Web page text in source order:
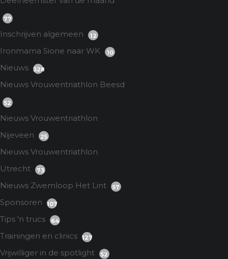
77
Inschrijven algemeen 12
Ironmama Sione naar WK 10
Nieuws 328
Nieuws Vrouwentriathlon Beesd
52
Nieuws Vrouwentriathlon
Nijeveen
25
Nieuws Vrouwentriathlon
Utrecht
73
Nieuws Zwemloop Het Lint 57
Sponsoren 107
Tips 'n trucs 64
Trainingen en clinics 127
Vrijwilliger in de spotlight 52